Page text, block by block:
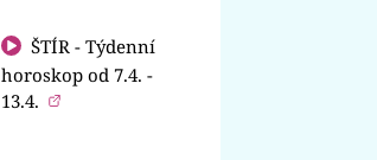
ŠTÍR - Týdenní
horoskop od 7.4. -
13.4.